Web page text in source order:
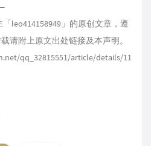
leo414158949」的原创文章，遵
载请附上原文出处链接及本声明。
qq_32815551/article/details/11